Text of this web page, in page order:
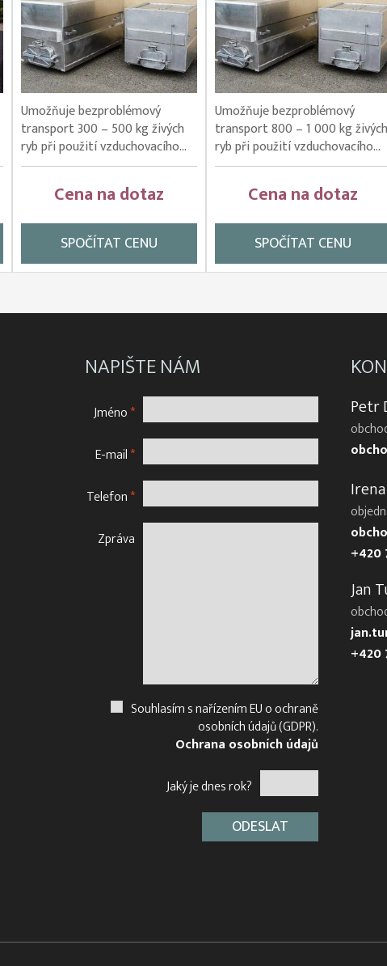
Umožňuje bezproblémový
transport 300 – 500 kg živých
ryb při použití vzduchovacího...
Cena na dotaz
SPOČÍTAT CENU
Umožňuje bezproblémový
transport 800 – 1 000 kg živých
ryb při použití vzduchovacího...
Cena na dotaz
SPOČÍTAT CENU
NAPIŠTE NÁM
Jméno*
E-mail*
Telefon*
Zpráva
Souhlasím s nařízením EU o ochraně
osobních údajů (GDPR).
Ochrana osobních údajů
Jaký je dnes rok?
Petr
+420
Jan
+420